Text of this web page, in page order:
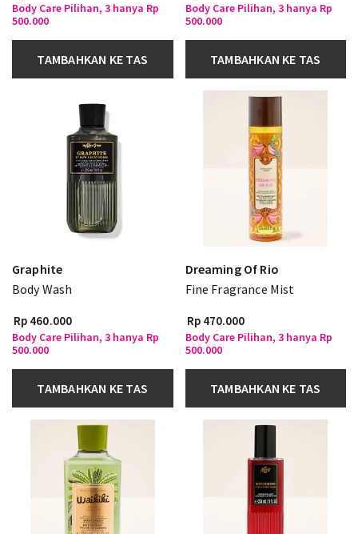
Body Care Pilihan, 3 hanya Rp
500.000
TAMBAHKAN KE TAS
Body Care Pilihan, 3 hanya Rp
500.000
TAMBAHKAN KE TAS
Graphite
Body Wash
Rp 460.000
Body Care Pilihan, 3 hanya Rp
500.000
TAMBAHKAN KE TAS
Dreaming Of Rio
Fine Fragrance Mist
Rp 470.000
Body Care Pilihan, 3 hanya Rp
500.000
TAMBAHKAN KE TAS